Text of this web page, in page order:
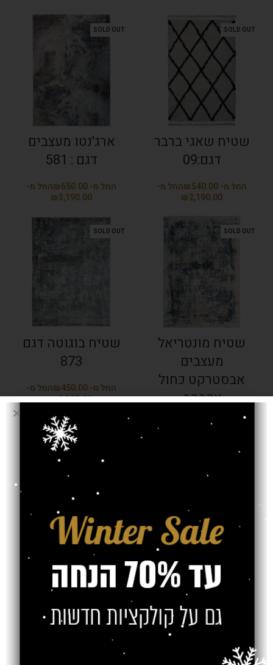
SOLD OUT
שטיח שאגי ברבר
דגם:09
₪
₪
SOLD OUT
ארג'נטו מעצבים
דגם : 581
₪
₪
SOLD OUT
שטיח מונטריאל
מעצבים
אבסטרקט כחול
צהבהב
SOLD OUT
שטיח בוגוטה דגם
873
₪
₪
שטיח קינגסטון
מעצבים טלאים
שחור שמנת